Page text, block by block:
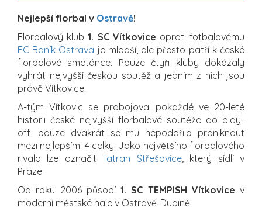
Nejlepší florbal v Ostravě!
Florbalový klub1. SC Vítkovice oproti fotbalovému
FC Baník Ostrava je mladší, ale přesto patří k české
florbalové smetánce. Pouze čtyři kluby dokázaly
vyhrát nejvyšší českou soutěž a jedním z nich jsou
právě Vítkovice.
A-tým Vítkovic se probojoval pokaždé ve 20-leté
historii české nejvyšší florbalové soutěže do play-
off, pouze dvakrát se mu nepodařilo proniknout
mezi nejlepšími 4 celky. Jako největšího florbalového
rivala lze označitTatran Střešovice, který sídlí v
Praze.
Od roku 2006 působí 1. SC TEMPISH Vítkovice v
moderní městské hale v Ostravě-Dubině.